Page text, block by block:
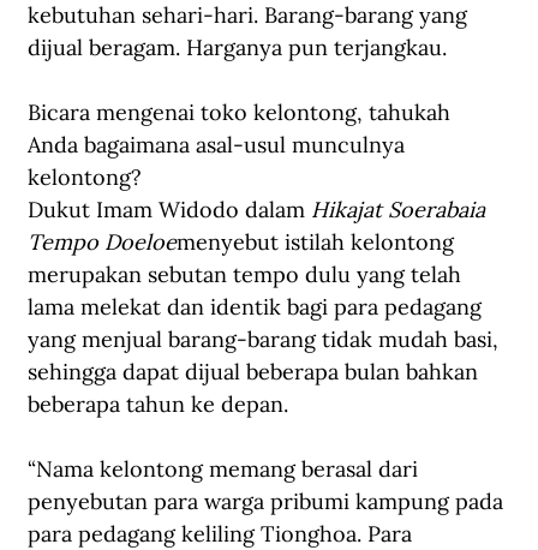
kebutuhan sehari-hari. Barang-barang yang
dijual beragam. Harganya pun terjangkau.
Bicara mengenai toko kelontong, tahukah
Anda bagaimana asal-usul munculnya
kelontong?
Dukut Imam Widodo dalam Hikajat Soerabaia
Tempo Doeloemenyebut istilah kelontong
merupakan sebutan tempo dulu yang telah
lama melekat dan identik bagi para pedagang
yang menjual barang-barang tidak mudah basi,
sehingga dapat dijual beberapa bulan bahkan
beberapa tahun ke depan.
“Nama kelontong memang berasal dari
penyebutan para warga pribumi kampung pada
para pedagang keliling Tionghoa. Para